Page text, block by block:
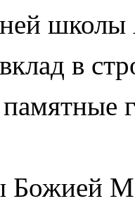
в
Божией